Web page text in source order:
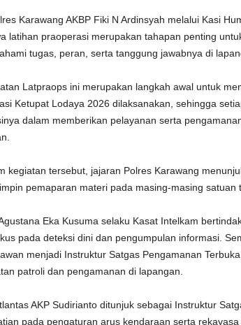
Karawang AKBP Fiki N Ardinsyah melalui Kasi
latihan praoperasi merupakan tahapan penting
tugas, peran, serta tanggung jawabnya di
Latpraops ini merupakan langkah awal untuk
Ketupat Lodaya 2026 dilaksanakan, sehingga
dalam memberikan pelayanan serta
kegiatan tersebut, jajaran Polres Karawang
pemaparan materi pada masing-masing satuan
Eka Kusuma selaku Kasat Intelkam
pada deteksi dini dan pengumpulan informasi.
menjadi Instruktur Satgas Pengamanan
patroli dan pengamanan di lapangan.
AKP Sudirianto ditunjuk sebagai Instruktur
pada pengaturan arus kendaraan serta